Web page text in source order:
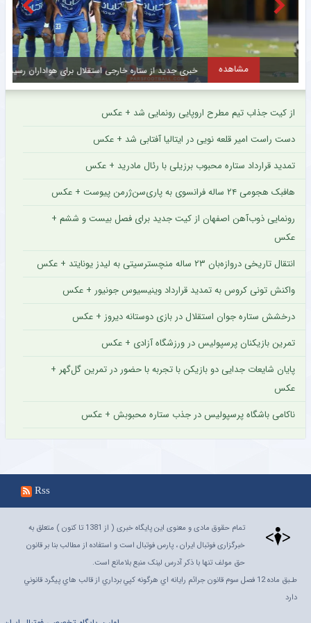
خبری جدید از ستاره خارجی استقلال برای هواداران رسید + سند مشاهده
از کیت جذاب تیم مطرح اروپایی رونمایی شد + عکس
دست راست امیر قلعه نویی در ایتالیا آفتابی شد + عکس
تمدید قرارداد ستاره محبوب برزیلی با رئال مادرید + عکس
هافبک هجومی ۲۴ ساله فرانسوی به پاری‌سن‌ژرمن پیوست + عکس
رونمایی ذوب‌آهن اصفهان از کیت جدید برای فصل بیست و ششم +
عکس
انتقال تاریخی دروازه‌بان ۲۳ ساله منچسترسیتی به لیدز یونایتد + عکس
واکنش تونی کروس به تمدید قرارداد وینیسیوس جونیور + عکس
درخشش ستاره جوان استقلال در بازی دوستانه دیروز + عکس
تمرین بازیکنان پرسپولیس در ورزشگاه آزادی + عکس
پایان شایعات جدایی دو بازیکن با تجربه با حضور در تمرین گل‌گهر +
عکس
ناکامی باشگاه پرسپولیس در جذب ستاره محبوبش + عکس
Rss
تمام حقوق مادی و معنوی این پایگاه خبری ( از 1381 تا کنون ) متعلق به
خبرگزاری فوتبال ایران ، پارس فوتبال است و استفاده از مطالب بنا بر قانون
حق مولف تنها با ذکر آدرس لینک منبع بلامانع است.
طـبق ماده 12 فصل سوم قانون جرائم رايانه اي هرگونه کپي برداري از قالب هاي پيگرد قانوني
دارد